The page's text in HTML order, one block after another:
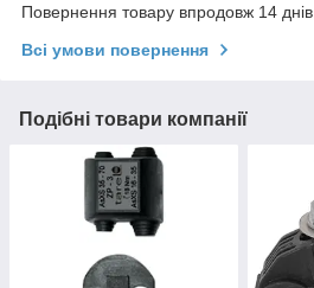
Повернення товару впродовж 14
Всі умови повернення
Подібні товари компанії